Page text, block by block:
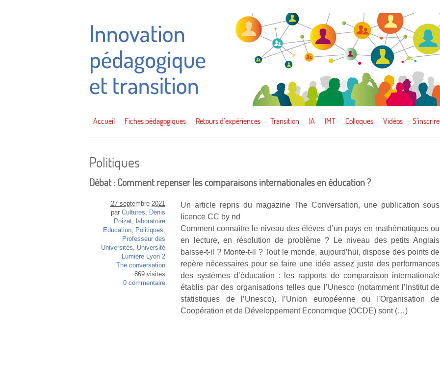
Accueil Fiches pédagogiques Retours d’expériences Transition IA IMT Colloques Vidéos S’inscrire
Politiques
Débat : Comment repenser les comparaisons internationales en éducation ?
Un article repris du magazine The Conversation, une publication sous
licence CC by nd
Comment connaître le niveau des élèves d’un pays en mathématiques ou
en lecture, en résolution de problème ? Le niveau des petits Anglais
baisse-t-il ? Monte-t-il ? Tout le monde, aujourd’hui, dispose des points de
repère nécessaires pour se faire une idée assez juste des performances
des systèmes d’éducation : les rapports de comparaison internationale
établis par des organisations telles que l’Unesco (notamment l’Institut de
statistiques de l’Unesco), l’Union européenne ou l’Organisation de
Coopération et de Développement Economique (OCDE) sont (…)
27 septembre 2021
par Cultures
Denis
Poizat,
laboratoire
Education, Politiques
Professeur des
Universités
Université
Lumière Lyon 2
The conversation
869 visites
0 commentaire